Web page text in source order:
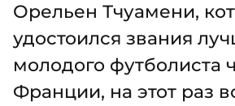
Орельен Тчуамени,
удостоился звания
молодого футболиста
Франции, на этот раз